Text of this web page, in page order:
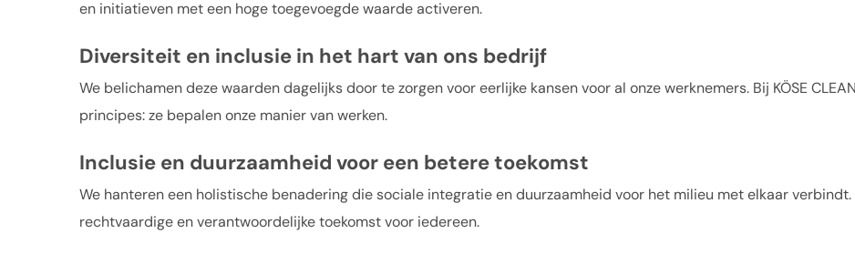
en initiatieven met een hoge toegevoegde waarde activeren.
Diversiteit en inclusie in het hart van ons bedrijf
We belichamen deze waarden dagelijks door te zorgen voor eerlijke kansen voor al onze werknemers. Bij KÖSE
principes: ze bepalen onze manier van werken.
Inclusie en duurzaamheid voor een betere toekomst
We hanteren een holistische benadering die sociale integratie en duurzaamheid voor het milieu met elkaar
rechtvaardige en verantwoordelijke toekomst voor iedereen.